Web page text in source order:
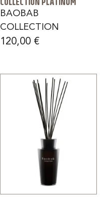
BAOBAB
COLLECTION
120,00 €